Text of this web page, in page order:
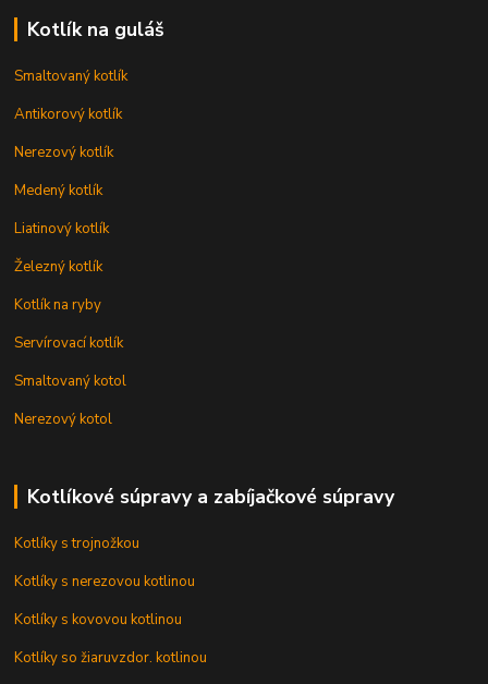
Kotlík na guláš
Smaltovaný kotlík
Antikorový kotlík
Nerezový kotlík
Medený kotlík
Liatinový kotlík
Železný kotlík
Kotlík na ryby
Servírovací kotlík
Smaltovaný kotol
Nerezový kotol
Kotlíkové súpravy a zabíjačkové súpravy
Kotlíky s trojnožkou
Kotlíky s nerezovou kotlinou
Kotlíky s kovovou kotlinou
Kotlíky so žiaruvzdor. kotlinou